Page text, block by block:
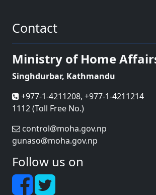
Contact
Ministry of Home
Singhdurbar, Kathmandu
+977-1-4211208, +977-1-4211214
1112 (Toll Free No.)
control@moha.gov.np
gunaso@moha.gov.np
Follow us on